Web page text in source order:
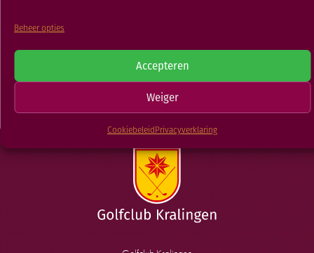
Beheer opties
Accepteren
Weiger
CookiebeleidPrivacyverklaring
Herenmaandag Herenmaandag
NIEUWSOVERZICHT